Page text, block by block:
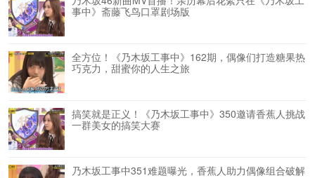
事中》斋藤飞鸟口罩剧场版
全方位！《乃木坂工事中》162期，偶像们打造糖果热
巧克力，甜蜜你的人生之旅
搞笑就是正义！《乃木坂工事中》350邀请香蕉人挑战
一群美女的搞笑大赛
乃木坂工事中351难题曝光，香蕉人助力偶像组合破解